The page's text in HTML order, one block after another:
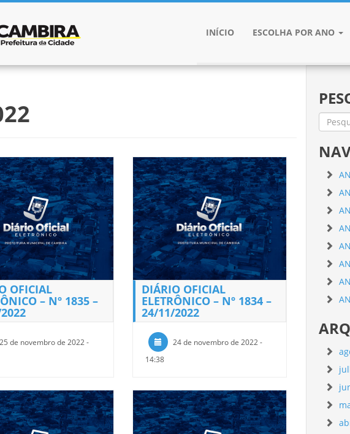
INÍCIO ESCOLHA POR ANO
OFICIAL
– Nº 1835 –
25 de novembro de 2022 -
DIÁRIO OFICIAL
ELETRÔNICO – Nº 1834 –
24/11/2022
24 de novembro de 2022 -
14:38